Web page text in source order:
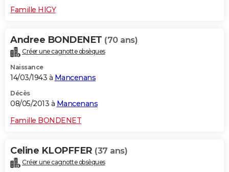
Famille HIGY
Andree BONDENET (70 ans)
Créer une cagnotte obsèques
Naissance
14/03/1943 à Mancenans
Décès
08/05/2013 à Mancenans
Famille BONDENET
Celine KLOPFFER (37 ans)
Créer une cagnotte obsèques